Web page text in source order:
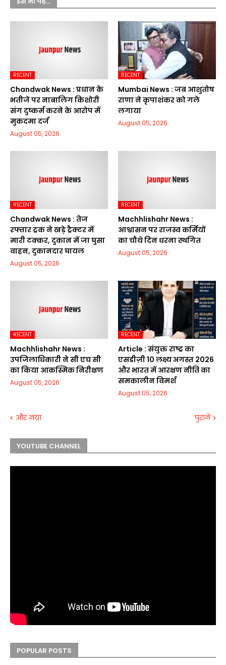
RECENT
Chandwak News : प्रधान के
भतीजे पर नाबालिग किशोरी
संग दुष्कर्म करने के आरोप में
मुकदमा दर्ज
August 05, 2026
RECENT
Mumbai News : जब आशुतोष
राणा ने कृपाशंकर को गले
लगाया
August 05, 2026
RECENT
Chandwak News : तेज
रफ्तार ट्रक ने खड़े ट्रैक्टर में
मारी टक्कर, दुकान में जा घुसा
वाहन, दुकानदार घायल
August 05, 2026
RECENT
Machhlishahr News :
आश्वासन पर राजस्व कर्मियों
का चौथे दिन धरना स्थगित
August 05, 2026
RECENT
Machhlishahr News :
उपजिलाधिकारी ने सी एच सी
का किया आकस्मिक निरीक्षण
August 05, 2026
RECENT
Article : संयुक्त राष्ट्र का
एसडीज़ी 10 लक्ष्य अगस्त 2026
और भारत में आरक्षण नीति का
समकालीन विमर्श
August 05, 2026
और नया पुराने
YOUTUBE CHANNEL
POPULAR POSTS